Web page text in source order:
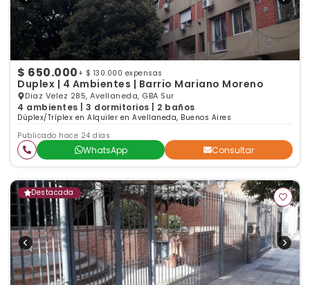
$ 650.000 + $ 130.000 expensas
Duplex | 4 Ambientes | Barrio Mariano Moreno
Diaz Velez 285, Avellaneda, GBA Sur
4 ambientes | 3 dormitorios | 2 baños
Dúplex/Tríplex en Alquiler en Avellaneda, Buenos Aires
Publicado hace 24 días
WhatsApp Consultar
Destacada